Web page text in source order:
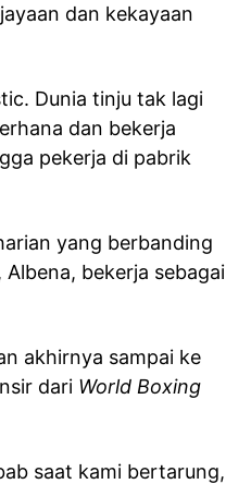
dan kekayaan
Dunia tinju tak lagi
dan bekerja
pekerja di pabrik
yang berbanding
bekerja sebagai
akhirnya sampai ke
dari World Boxing
saat kami bertarung,